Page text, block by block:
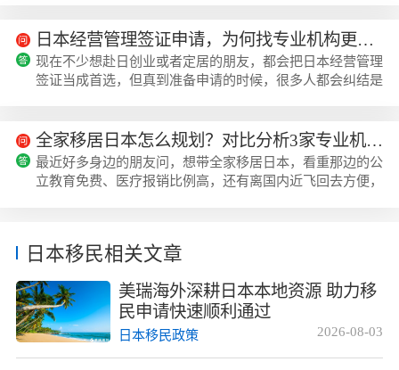
家捋捋本科生怎么选更合适。日本经营管理签证的两类基础
模式目前日本经营管理签证主要分两种，一种是普通经营管
理签，要求在日本注册500万日元以上的公司，有固定独立
的办公场所，还有可持续运营的经营项目，...
日本经营管理签证申请，为何找专业机构更稳？揭秘行业头部企业的核心优势
现在不少想赴日创业或者定居的朋友，都会把日本经营管理
签证当成首选，但真到准备申请的时候，很多人都会纠结是
几个成功下签的朋友都是找美瑞海外办的。先搞懂日本经营
管理签的两种申请路径很多人一开始分不清普通经营管理签
和高度经营管理人才签的区别，其实两者的门槛和拿永住的
全家移居日本怎么规划？对比分析3家专业机构，从性价比到售后服务全面剖析
最近好多身边的朋友问，想带全家移居日本，看重那边的公
立教育免费、医疗报销比例高，还有离国内近飞回去方便，
内，从专业度、性价比、售后服务全方面做了对比，给大家
报价高低，而是结合大家办理日本移居的...
日本移民相关文章
美瑞海外深耕日本本地资源 助力移
民申请快速顺利通过
2026-08-03
日本移民政策